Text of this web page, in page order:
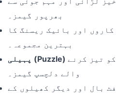
بھرپور گیمز۔
اور بائیک ریسنگ کا
بہترین مجموعہ۔
کو تیز کرنے
والے دلچسپ گیمز۔
بال اور دیگر کھیلوں کے